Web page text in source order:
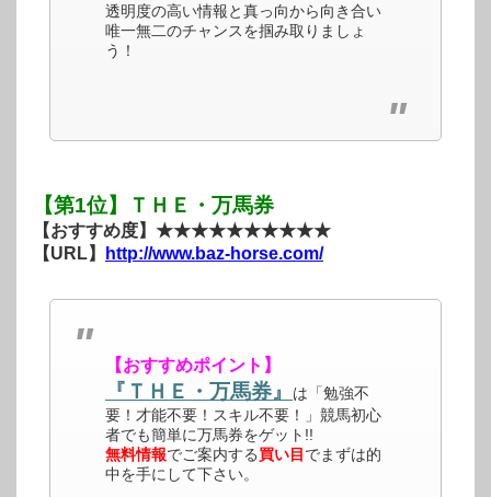
透明度の高い情報と真っ向から向き合い
唯一無二のチャンスを掴み取りましょ
う！
【第1位】ＴＨＥ・万馬券
【おすすめ度】★★★★★★★★★★
【URL】
http://www.baz-horse.com/
【おすすめポイント】
『ＴＨＥ・万馬券』
は「勉強不
要！才能不要！スキル不要！」競馬初心
者でも簡単に万馬券をゲット!!
無料情報でご案内する買い目 でまずは的
中を手にして下さい。